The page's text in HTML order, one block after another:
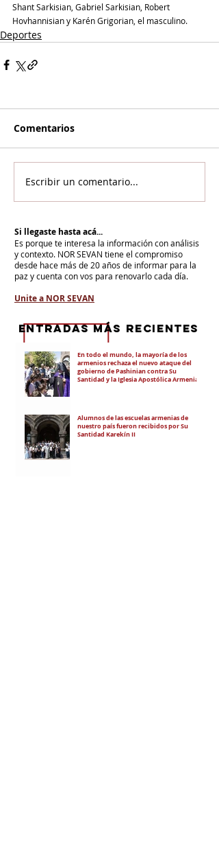
Shant Sarkisian, Gabriel Sarkisian, Robert
Hovhannisian y Karén Grigorian, el masculino.
Deportes
Comentarios
Escribir un comentario...
Si llegaste hasta acá...
Es porque te interesa la información con análisis
y contexto. NOR SEVAN tiene el compromiso
desde hace más de 20 años de informar para la
paz y cuenta con vos para renovarlo cada día.
Unite a NOR SEVAN
En todo el mundo, la mayoría de los
armenios rechaza el nuevo ataque del
gobierno de Pashinian contra Su
Santidad y la Iglesia Apostólica Armenia
Alumnos de las escuelas armenias de
nuestro país fueron recibidos por Su
Santidad Karekín II
eNTRADAS MÁS RECIENTES